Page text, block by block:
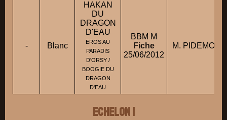
- Blanc
HAKAN
DU
DRAGON
D'EAU
EROS AU
PARADIS
D'ORSY /
BOOGIE DU
DRAGON
D'EAU
BBM M
Fiche
25/06/2012
M.
ECHELON 1